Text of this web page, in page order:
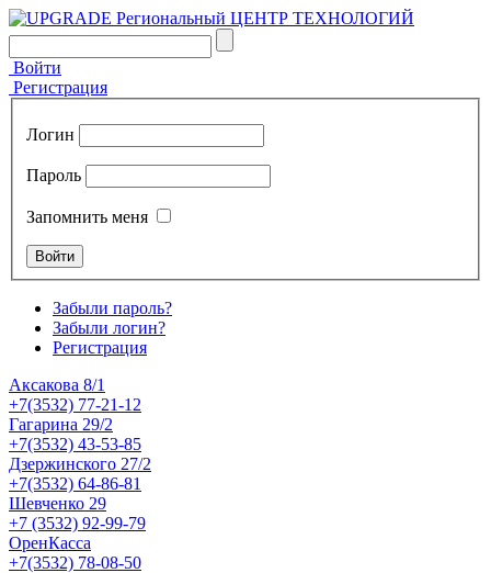
Войти
Регистрация
Логин
Пароль
Запомнить меня
Забыли пароль?
Забыли логин?
Регистрация
Аксакова 8/1
+7(3532) 77-21-12
Гагарина 29/2
+7(3532) 43-53-85
Дзержинского 27/2
+7(3532) 64-86-81
Шевченко 29
+7 (3532) 92-99-79
ОренКасса
+7(3532) 78-08-50